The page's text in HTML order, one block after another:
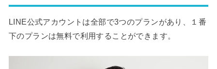
LINE公式アカウントは全部で3つのプランがあり、１番
下のプランは無料で利用することができます。